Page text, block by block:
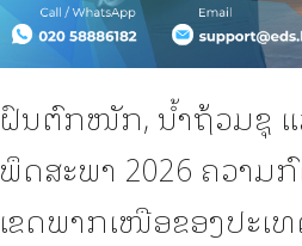
ຝົນຕົກໜັກ, ນ້ຳຖ້ວມຊຸ ແ
ພຶດສະພາ 2026 ຄວາມ
ເຂດພາກເໜືອຂອງປະເ